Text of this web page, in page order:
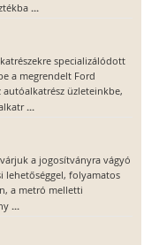
...
specializálódott
a megrendelt Ford
autóalkatrész üzleteinkbe,
...
a jogosítványra vágyó
lehetőséggel, folyamatos
a metró melletti
...